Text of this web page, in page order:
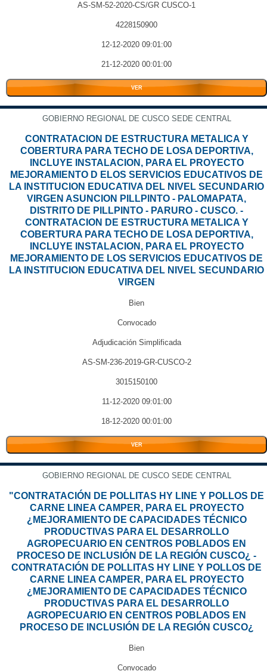
AS-SM-52-2020-CS/GR CUSCO-1
4228150900
12-12-2020 09:01:00
21-12-2020 00:01:00
VER
GOBIERNO REGIONAL DE CUSCO SEDE CENTRAL
CONTRATACION DE ESTRUCTURA METALICA Y
COBERTURA PARA TECHO DE LOSA DEPORTIVA,
INCLUYE INSTALACION, PARA EL PROYECTO
MEJORAMIENTO D ELOS SERVICIOS EDUCATIVOS DE
LA INSTITUCION EDUCATIVA DEL NIVEL SECUNDARIO
VIRGEN ASUNCION PILLPINTO - PALOMAPATA,
DISTRITO DE PILLPINTO - PARURO - CUSCO. -
CONTRATACION DE ESTRUCTURA METALICA Y
COBERTURA PARA TECHO DE LOSA DEPORTIVA,
INCLUYE INSTALACION, PARA EL PROYECTO
MEJORAMIENTO DE LOS SERVICIOS EDUCATIVOS DE
LA INSTITUCION EDUCATIVA DEL NIVEL SECUNDARIO
VIRGEN
Bien
Convocado
Adjudicación Simplificada
AS-SM-236-2019-GR-CUSCO-2
3015150100
11-12-2020 09:01:00
18-12-2020 00:01:00
VER
GOBIERNO REGIONAL DE CUSCO SEDE CENTRAL
"CONTRATACIÓN DE POLLITAS HY LINE Y POLLOS DE
CARNE LINEA CAMPER, PARA EL PROYECTO
¿MEJORAMIENTO DE CAPACIDADES TÉCNICO
PRODUCTIVAS PARA EL DESARROLLO
AGROPECUARIO EN CENTROS POBLADOS EN
PROCESO DE INCLUSIÓN DE LA REGIÓN CUSCO¿ -
CONTRATACIÓN DE POLLITAS HY LINE Y POLLOS DE
CARNE LINEA CAMPER, PARA EL PROYECTO
¿MEJORAMIENTO DE CAPACIDADES TÉCNICO
PRODUCTIVAS PARA EL DESARROLLO
AGROPECUARIO EN CENTROS POBLADOS EN
PROCESO DE INCLUSIÓN DE LA REGIÓN CUSCO¿
Bien
Convocado